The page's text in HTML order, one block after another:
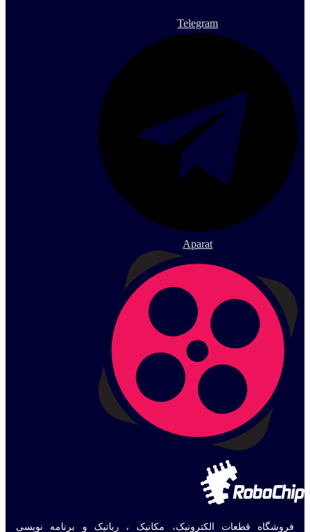
Telegram
Aparat
فروشگاه قطعات الکترونیک، مکانیک ، رباتیک و برنامه نویسی